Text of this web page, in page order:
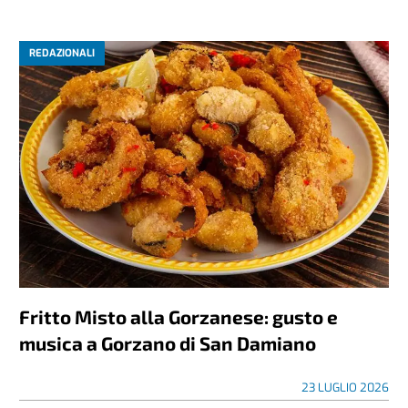
REDAZIONALI
Fritto Misto alla Gorzanese: gusto e
musica a Gorzano di San Damiano
23 LUGLIO 2026